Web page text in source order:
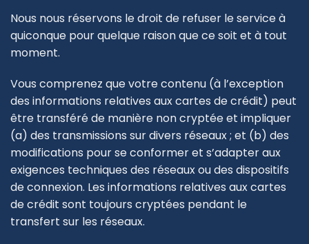
Nous nous réservons le droit de refuser le service à
quiconque pour quelque raison que ce soit et à tout
moment.
Vous comprenez que votre contenu (à l’exception
des informations relatives aux cartes de crédit) peut
être transféré de manière non cryptée et impliquer
(a) des transmissions sur divers réseaux ; et (b) des
modifications pour se conformer et s’adapter aux
exigences techniques des réseaux ou des dispositifs
de connexion. Les informations relatives aux cartes
de crédit sont toujours cryptées pendant le
transfert sur les réseaux.